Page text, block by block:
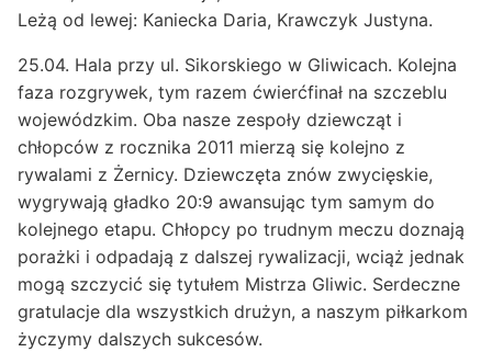
Leżą od lewej: Kaniecka Daria, Krawczyk Justyna.
25.04. Hala przy ul. Sikorskiego w Gliwicach. Kolejna
faza rozgrywek, tym razem ćwierćfinał na szczeblu
wojewódzkim. Oba nasze zespoły dziewcząt i
chłopców z rocznika 2011 mierzą się kolejno z
rywalami z Żernicy. Dziewczęta znów zwycięskie,
wygrywają gładko 20:9 awansując tym samym do
kolejnego etapu. Chłopcy po trudnym meczu doznają
porażki i odpadają z dalszej rywalizacji, wciąż jednak
mogą szczycić się tytułem Mistrza Gliwic. Serdeczne
gratulacje dla wszystkich drużyn, a naszym piłkarkom
życzymy dalszych sukcesów.